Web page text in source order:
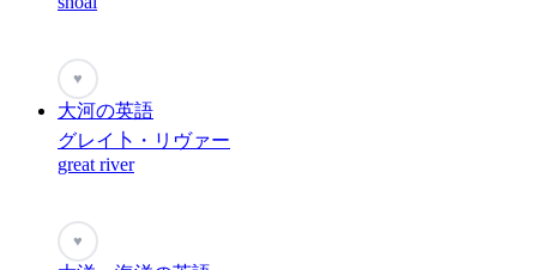
♥
大河の英語
グレイ卜・リヴァー
great river
♥